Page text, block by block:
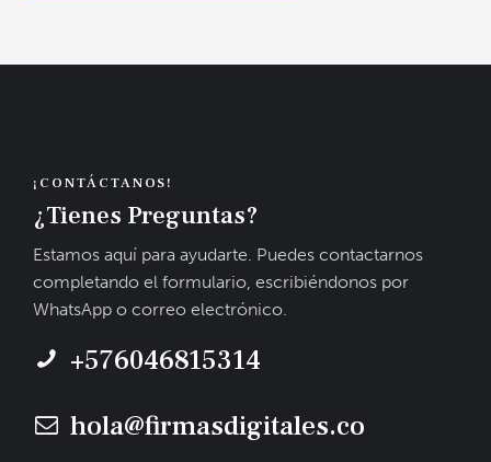
¡CONTÁCTANOS!
¿Tienes Preguntas?
Estamos aquí para ayudarte. Puedes contactarnos
completando el formulario, escribiéndonos por
WhatsApp o correo electrónico.
+576046815314
hola@firmasdigitales.co